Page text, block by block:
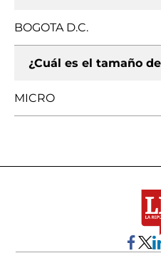
BOGOTA D.C.
¿Cuál es el tamaño
MICRO